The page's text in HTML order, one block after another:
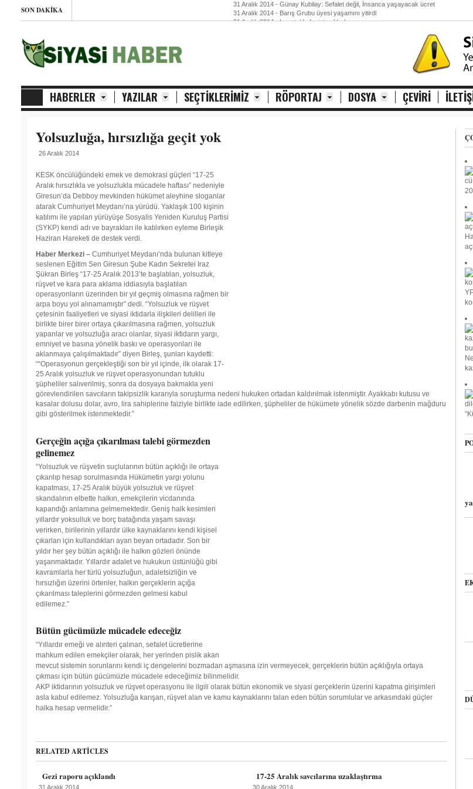
SON DAKIKA
31 Aralık 2014- Günay Kubilay: Sefalet değil, İnsanca yaşayacak ücret
31 Aralık 2014- Barış Grubu üyesi yaşamını yitirdi
31 Aralık 2014- Isparta’da faşist saldırılar
HABERLER YAZILAR SEÇTIKLERIMIZ RÖPORTAJ DOSYA ÇEVIRI
Yolsuzluğa, hırsızlığa geçit yok
26 Aralık 2014
KESK öncülüğündeki emek ve demokrasi güçleri “17-25
Aralık hırsızlıkla ve yolsuzlukla mücadele haftası” nedeniyle
Giresun’da Debboy mevkinden hükümet aleyhine sloganlar
atarak Cumhuriyet Meydanı’na yürüdü. Yaklaşık 100 kişinin
katılımı ile yapılan yürüyüşe Sosyalis Yeniden Kuruluş Partisi
(SYKP) kendi adı ve bayrakları ile katılırken eyleme Birleşik
Haziran Hareketi de destek verdi.
Haber Merkezi – Cumhuriyet Meydanı’nda bulunan kitleye
seslenen Eğitim Sen Giresun Şube Kadın Sekretei Iraz
Şükran Birleş “17-25 Aralık 2013’te başlatılan, yolsuzluk,
rüşvet ve kara para aklama iddiasıyla başlatılan
operasyonların üzerinden bir yıl geçmiş olmasına rağmen bir
arpa boyu yol alınamamıştır” dedi. “Yolsuzluk ve rüşvet
çetesinin faaliyetleri ve siyasi iktidarla ilişkileri delilleri ile
birlikte birer birer ortaya çıkarılmasına rağmen, yolsuzluk
yapanlar ve yolsuzluğa aracı olanlar, siyasi iktidarın yargı,
emniyet ve basına yönelik baskı ve operasyonları ile
aklanmaya çalışılmaktadır” diyen Birleş, şunları kaydetti:
““Operasyonun gerçekleştiği son bir yıl içinde, ilk olarak 17-
25 Aralık yolsuzluk ve rüşvet operasyonundan tutuklu
şüpheliler salıverilmiş, sonra da dosyaya bakmakla yeni
görevlendirilen savcıların takipsizlik kararıyla soruşturma nedeni hukuken ortadan kaldırılmak istenmiştir. Ayakkabı kutusu ve
kasalar dolusu dolar, avro, lira sahiplerine faiziyle birlikte iade edilirken, şüpheliler de hükümete yönelik sözde darbenin mağduru
gibi gösterilmek istenmektedir.”
Gerçeğin açığa çıkarılması talebi görmezden
gelinemez
“Yolsuzluk ve rüşvetin suçlularının bütün açıklığı ile ortaya
çıkarılıp hesap sorulmasında Hükümetin yargı yolunu
kapatması, 17-25 Aralık büyük yolsuzluk ve rüşvet
skandalının elbette halkın, emekçilerin vicdanında
kapandığı anlamına gelmemektedir. Geniş halk kesimleri
yıllardır yoksulluk ve borç batağında yaşam savaşı
verirken, birilerinin yıllardır ülke kaynaklarını kendi kişisel
çıkarları için kullandıkları ayan beyan ortadadır. Son bir
yıldır her şey bütün açıklığı ile halkın gözleri önünde
yaşanmaktadır. Yıllardır adalet ve hukukun üstünlüğü gibi
kavramlarla her türlü yolsuzluğun, adaletsizliğin ve
hırsızlığın üzerini örtenler, halkın gerçeklerin açığa
çıkarılması taleplerini görmezden gelmesi kabul
edilemez.”
Bütün gücümüzle mücadele edeceğiz
“Yıllardır emeği ve alınteri çalınan, sefalet ücretlerine
mahkum edilen emekçiler olarak, her yerinden pislik akan
mevcut sistemin sorunlarını kendi iç dengelerini bozmadan aşmasına izin vermeyecek, gerçeklerin bütün açıklığıyla ortaya
çıkması için bütün gücümüzle mücadele edeceğimiz bilinmelidir.
AKP iktidarının yolsuzluk ve rüşvet operasyonu ile ilgili olarak bütün ekonomik ve siyasi gerçeklerin üzerini kapatma girişimleri
asla kabul edilemez. Yolsuzluğa karışan, rüşvet alan ve kamu kaynaklarını talan eden bütün sorumlular ve arkasındaki güçler
halka hesap vermelidir.”
RELATED ARTICLES
Gezi raporu açıklandı
31 Aralık 2014
17-25 Aralık savcılarına uzaklaştırma
30 Aralık 2014